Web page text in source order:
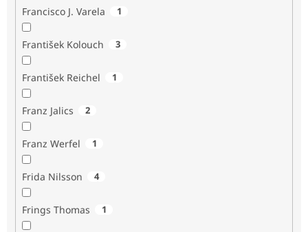
Francisco J. Varela 1
František Kolouch 3
František Reichel 1
Franz Jalics 2
Franz Werfel 1
Frida Nilsson 4
Frings Thomas 1